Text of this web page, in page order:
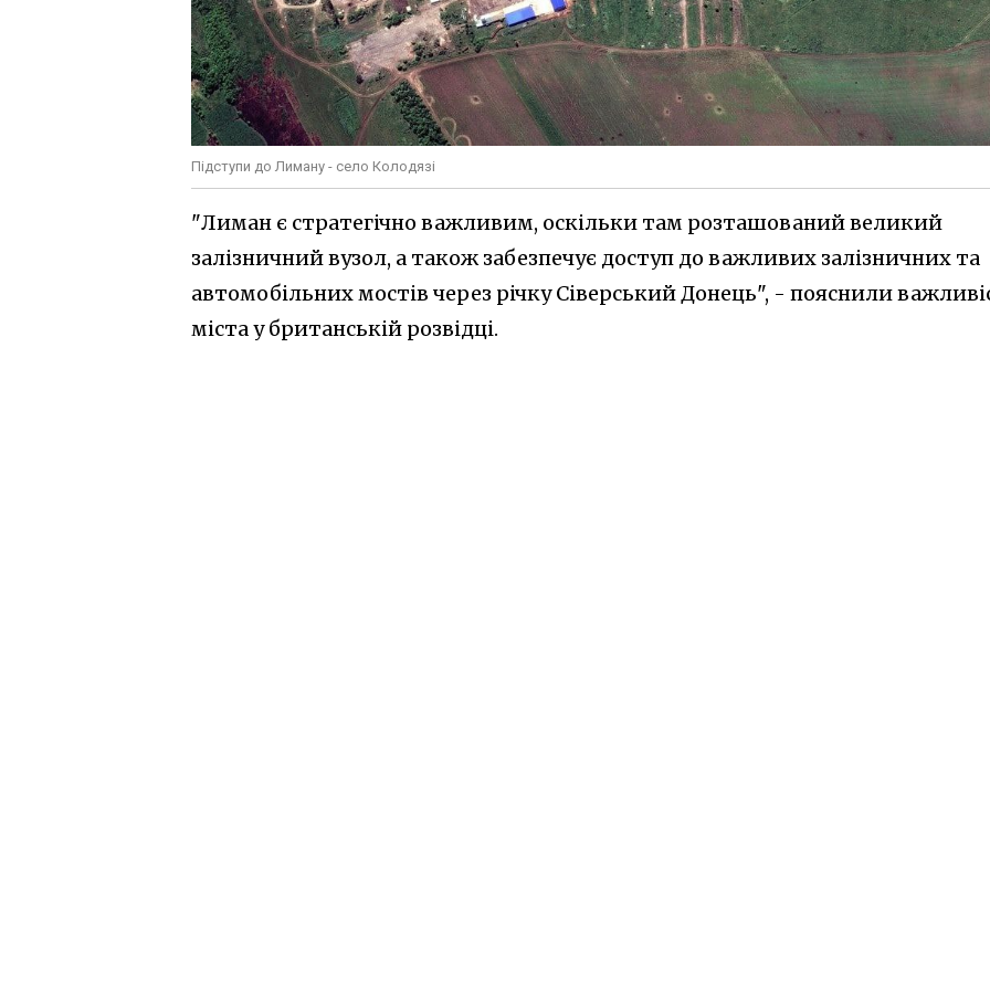
Підступи до Лиману - село Колодязі
"Лиман є стратегічно важливим, оскільки там розташований великий
залізничний вузол, а також забезпечує доступ до важливих залізничних та
автомобільних мостів через річку Сіверський Донець", - пояснили
міста у британській розвідці.